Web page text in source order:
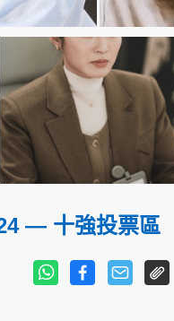
— 十強投票區